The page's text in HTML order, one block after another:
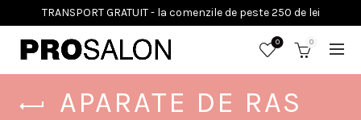
0 0
APARATE DE RAS